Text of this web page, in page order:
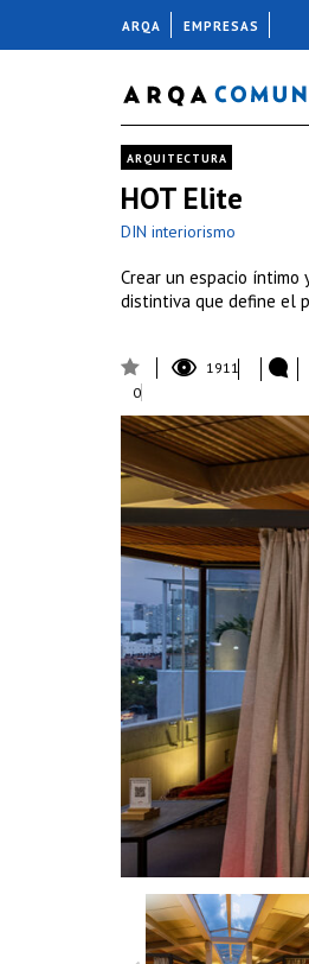
ARQUITECTURA
HOT Elite
DIN interiorismo
Crear un espacio íntimo
distintiva que define el
1911
0
ARQA EMPRESAS